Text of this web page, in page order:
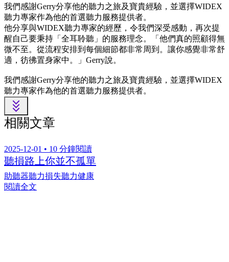
我們感謝Gerry分享他的聽力之旅及寶貴經驗，並選擇WIDEX
聽力專家作為他的首選聽力服務提供者。
他分享與WIDEX聽力專家的經歷，令我們深受感動，再次提
醒自己要秉持「全耳聆聽」的服務理念。「他們真的照顧得無
微不至。從流程安排到每個細節都非常周到。讓你感覺非常舒
適，彷彿置身家中。」Gerry說。
我們感謝Gerry分享他的聽力之旅及寶貴經驗，並選擇WIDEX
聽力專家作為他的首選聽力服務提供者。
相關文章
2025-12-01 • 10 分鐘閱讀
聽損路上你並不孤單
助聽器聽力損失聽力健康
閱讀全文